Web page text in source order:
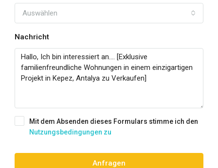
Auswählen
Nachricht
Mit dem Absenden dieses Formulars stimme ich den
Nutzungsbedingungen zu
Anfragen